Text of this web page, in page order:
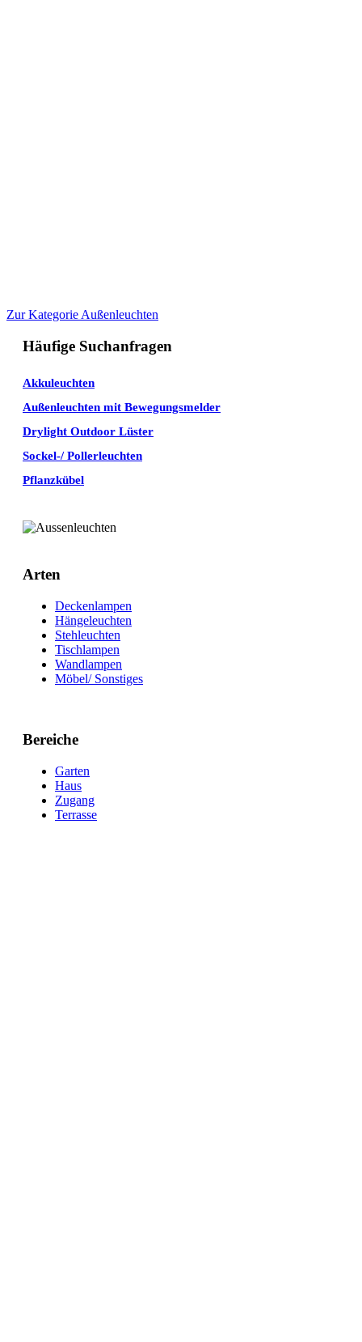
Zur Kategorie Außenleuchten
Häufige Suchanfragen
Akkuleuchten
Außenleuchten mit Bewegungsmelder
Drylight Outdoor Lüster
Sockel-/ Pollerleuchten
Pflanzkübel
Arten
Deckenlampen
Hängeleuchten
Stehleuchten
Tischlampen
Wandlampen
Möbel/ Sonstiges
Bereiche
Garten
Haus
Zugang
Terrasse